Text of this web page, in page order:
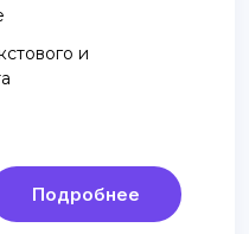
и
Подробнее